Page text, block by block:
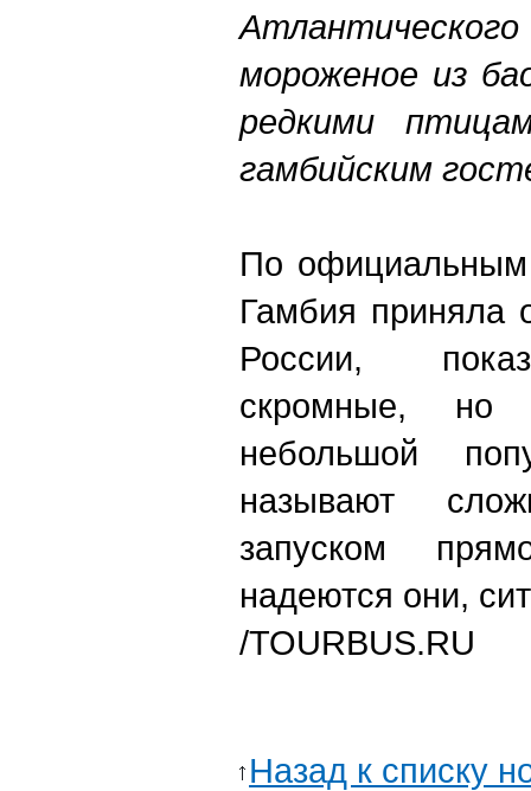
мороженое из
редкими
гамбийским
По
Гамбия приняла
России,
скромные, но
небольшой
называют
запуском
надеются они,
/TOURBUS.RU
Назад к списку